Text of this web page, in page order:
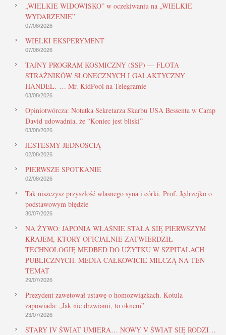
„WIELKIE WIDOWISKO” w oczekiwaniu na „WIELKIE
WYDARZENIE”
07/08/2026
WIELKI EKSPERYMENT
07/08/2026
TAJNY PROGRAM KOSMICZNY (SSP) — FLOTA
STRAŻNIKÓW SŁONECZNYCH I GALAKTYCZNY
HANDEL. … Mr. KidPool na Telegramie
03/08/2026
Opiniotwórcza: Notatka Sekretarza Skarbu USA Bessenta w Camp
David udowadnia, że “Koniec jest bliski”
03/08/2026
JESTEŚMY JEDNOŚCIĄ
02/08/2026
PIERWSZE SPOTKANIE
02/08/2026
Tak niszczysz przyszłość własnego syna i córki. Prof. Jędrzejko o
podstawowym błędzie
30/07/2026
NA ŻYWO: JAPONIA WŁAŚNIE STAŁA SIĘ PIERWSZYM
KRAJEM, KTÓRY OFICJALNIE ZATWIERDZIŁ
TECHNOLOGIĘ MEDBED DO UŻYTKU W SZPITALACH
PUBLICZNYCH. MEDIA CAŁKOWICIE MILCZĄ NA TEN
TEMAT
29/07/2026
Prezydent zawetował ustawę o homozwiązkach. Kotula
zapowiada: „Jak nie drzwiami, to oknem”
23/07/2026
STARY IV ŚWIAT UMIERA… NOWY V ŚWIAT SIĘ RODZI…